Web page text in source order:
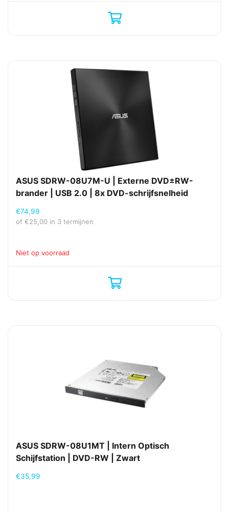
ASUS SDRW-08U7M-U | Externe DVD±RW-
brander | USB 2.0 | 8x DVD-schrijfsnelheid
€74,99
of €25,00 in 3 termijnen
Niet op voorraad
ASUS SDRW-08U1MT | Intern Optisch
Schijfstation | DVD-RW | Zwart
€35,99